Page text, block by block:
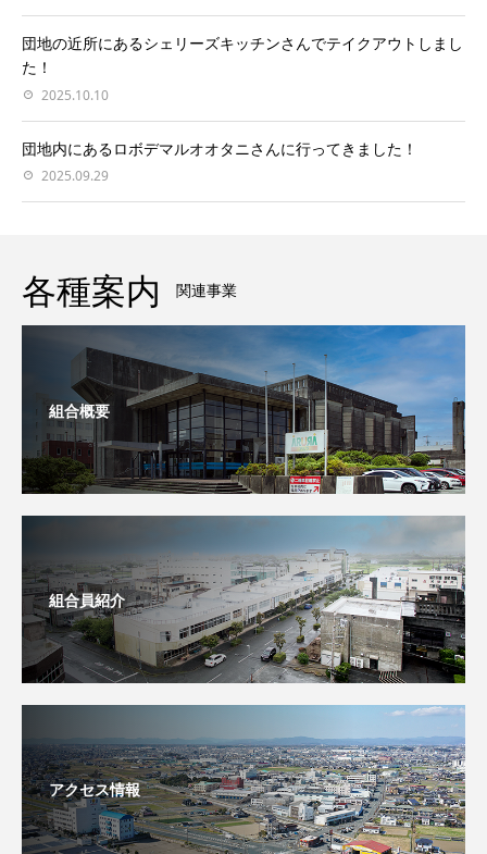
団地の近所にあるシェリーズキッチンさんでテイクアウトしまし
た！
2025.10.10
団地内にあるロボデマルオオタニさんに行ってきました！
2025.09.29
各種案内 関連事業
組合概要
組合員紹介
アクセス情報